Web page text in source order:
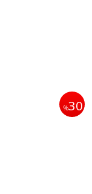
%30